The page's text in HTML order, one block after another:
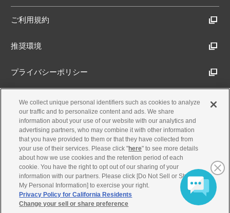
ご利用規約
推奨環境
プライバシーポリシー
Cookieポリシー
アクセシビリティ方針
古物営業法に基づく表示
製品・事業のお問合せ
We collect unique personal identifiers such as cookies to analyze
our traffic and to personalize content and ads. We share
information about your use of our website with our analytics and
advertising partners, who may combine it with other information
that you have provided to them or that they have collected from
your use of their services. Please click "here" to see more details
about how we use cookies and the retention period of each
cookie. You have the right to opt out of our sharing of your
information with our partners. Please click [Do Not Sell or Share
My Personal Information] to exercise your right.
Privacy Policy for California Residents
Change your sell or share preference